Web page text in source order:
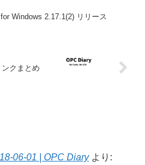
Windows 2.17.1(2) リリース
ンクまとめ
06-01 | OPC Diary より: